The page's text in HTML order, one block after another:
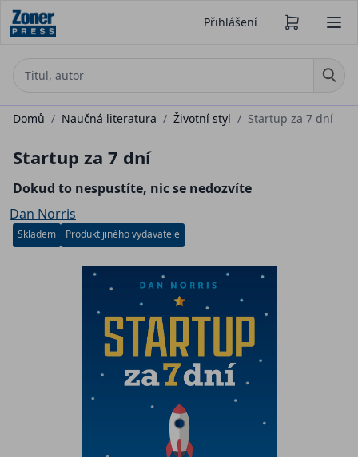
Přihlášení
Domů / Naučná literatura / Životní styl / Startup za 7 dní
Startup za 7 dní
Dokud to nespustíte, nic se nedozvíte
Dan Norris
Skladem Produkt jiného vydavatele